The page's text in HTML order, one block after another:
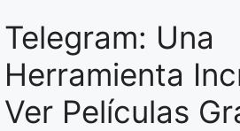
Telegram: Una
Herramienta
Ver Películas